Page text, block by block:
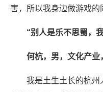
害，所以我身边做游戏的
“别人是乐不思蜀，
何杭，男，文化产业
我是土生土长的杭州